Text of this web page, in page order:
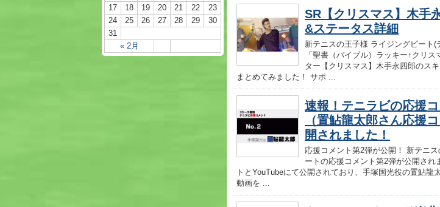
« 2月
17
18 19 20 21 22
23
24
25 26 27 28 29
30
31
SR【クリスマス】木手
&ステータス詳細
新テニスの王子様 ライジングビート(
「聖書（バイブル）ラッキー↑クリス
ター【クリスマス】木手永四郎のス
まとめてみました！ サポ ...
速報！テニラビの応援
（置鮎龍太郎さん応援
開されました！
応援コメント第2弾が公開！ 新テニ
ートの応援コメント第2弾が公開され
トとYouTubeにて公開されており、手塚国光役の置鮎龍
動画を ...